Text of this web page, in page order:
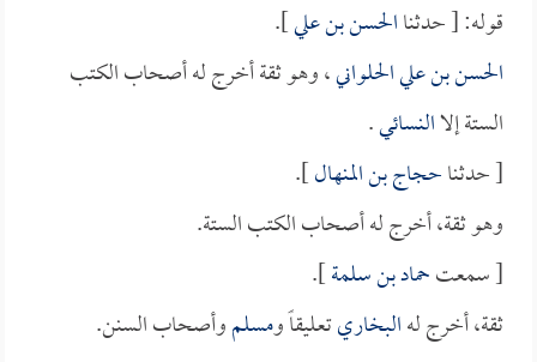
قوله: [ حدثناالحسن بن علي].
الحسن بن علي الحلواني، وهو ثقة أخرج له أصحاب الكتب
الستة إلاالنسائي.
[ حدثناحجاج بن المنهال].
وهو ثقة، أخرج له أصحاب الكتب الستة.
[ سمعتحماد بن سلمة].
ثقة، أخرج لهالبخاريتعليقاً ومسلموأصحاب السنن.